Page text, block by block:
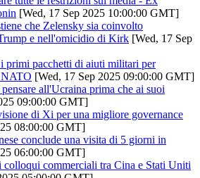
[Wed, 17 Sep 2025 10:00:00 GMT]
che Zelensky sia coinvolto
e nell'omicidio di Kirk [Wed, 17 Sep
primi pacchetti di aiuti militari per
[Wed, 17 Sep 2025 09:00:00 GMT]
all'Ucraina prima che ai suoi
09:00:00 GMT]
di Xi per una migliore governance
08:00:00 GMT]
conclude una visita di 5 giorni in
06:00:00 GMT]
colloqui commerciali tra Cina e Stati Uniti